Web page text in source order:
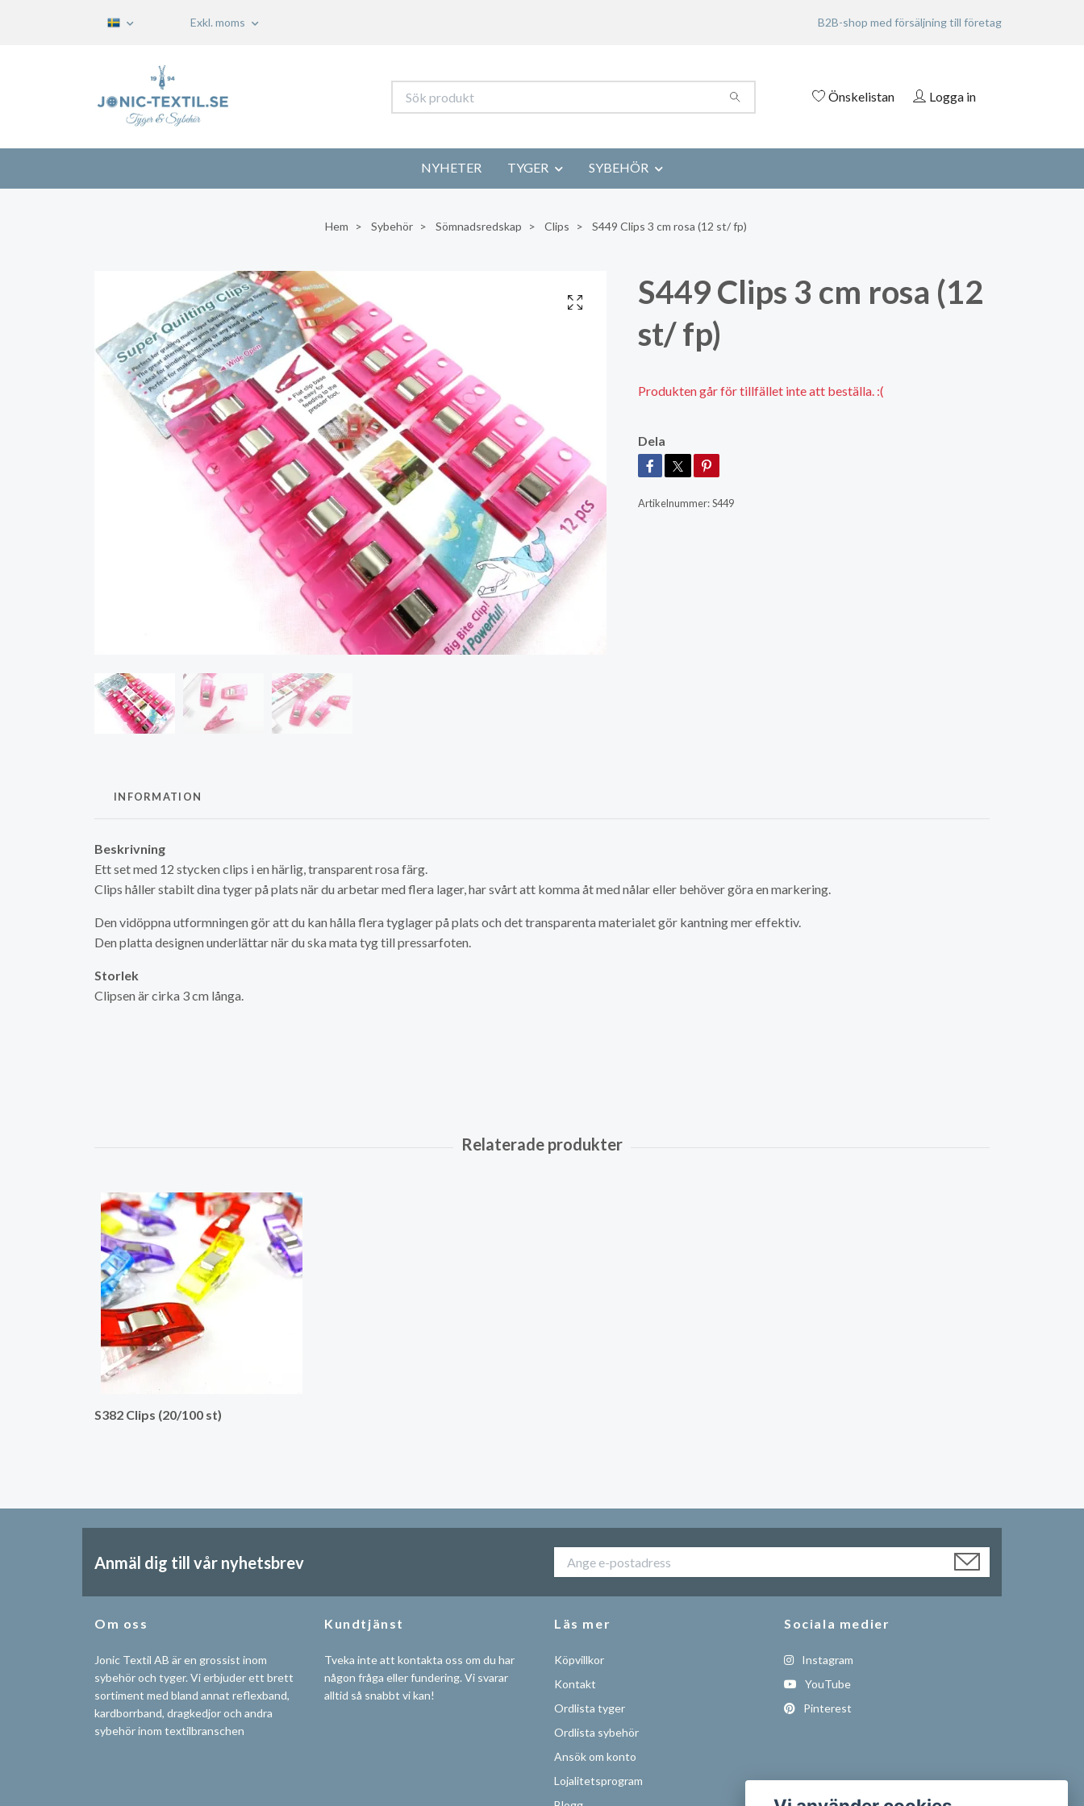
Exkl. moms B2B-shop med försäljning till företag
Önskelistan Logga in
NYHETER TYGER SYBEHÖR
Hem Sybehör Sömnadsredskap Clips S449 Clips 3 cm rosa (12 st/ fp)
S449 Clips 3 cm rosa (12
st/ fp)
Produkten går för tillfället inte att beställa. :(
Dela
Artikelnummer:S449
INFORMATION
Beskrivning
Ett set med 12 stycken clips i en härlig, transparent rosa färg.
Clips håller stabilt dina tyger på plats när du arbetar med flera lager, har svårt att komma åt med nålar eller behöver göra en markering.
Den vidöppna utformningen gör att du kan hålla flera tyglager på plats och det transparenta materialet gör kantning mer effektiv.
Den platta designen underlättar när du ska mata tyg till pressarfoten.
Storlek
Clipsen är cirka 3 cm långa.
S382 Clips (20/100 st)
Anmäl dig till vår nyhetsbrev
Om oss
Jonic Textil AB är en grossist inom
sybehör och tyger. Vi erbjuder ett brett
sortiment med bland annat reflexband,
kardborrband, dragkedjor och andra
sybehör inom textilbranschen
Kundtjänst
Tveka inte att kontakta oss om du har
någon fråga eller fundering. Vi svarar
alltid så snabbt vi kan!
Läs mer
Köpvillkor
Kontakt
Ordlista tyger
Ordlista sybehör
Ansök om konto
Lojalitetsprogram
Sociala medier
Instagram
YouTube
Pinterest